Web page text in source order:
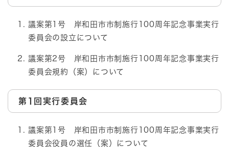
議案第1号 岸和田市市制施行100周年記念事業実行
委員会の設立について
議案第2号 岸和田市市制施行100周年記念事業実行
委員会規約（案）について
第1回実行委員会
議案第1号 岸和田市市制施行100周年記念事業実行
委員会役員の選任（案）について